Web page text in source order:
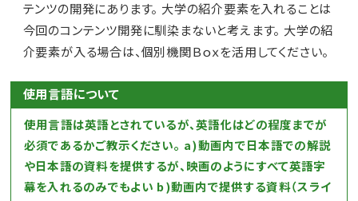
テンツの開発にあります。 大学の紹介要素を入れることは
今回のコンテンツ開発に馴染まないと考えます。 大学の紹
介要素が入る場合は、個別機関Ｂｏｘを活用してください。
使用言語について
使用言語は英語とされているが、英語化はどの程度までが
必須であるかご教示ください。 a)動画内で日本語での解説
や日本語の資料を提供するが、映画のようにすべて英語字
幕を入れるのみでもよい b)動画内で提供する資料（スライ